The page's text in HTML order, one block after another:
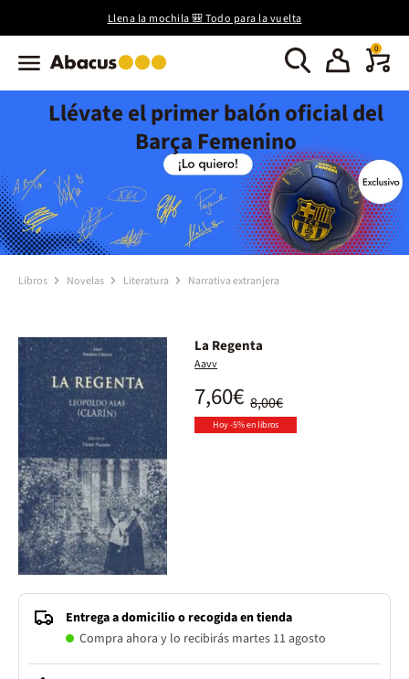
Llena la mochila 🎒 Todo para la vuelta
0
Llévate el primer balón oficial del
Barça Femenino
Libros Novelas Literatura Narrativa extranjera
La Regenta
Aavv
8,00€
7,60€
Hoy -5% en libros
Entrega a domicilio o recogida en tienda
Compra ahora y lo recibirás martes 11 agosto